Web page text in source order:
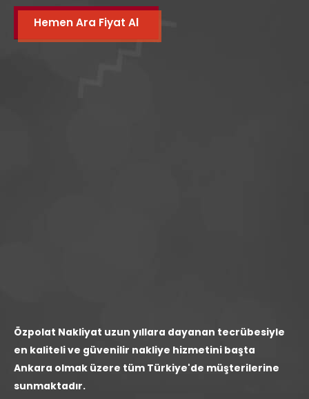
Hemen Ara Fiyat Al
Özpolat Nakliyat uzun yıllara dayanan tecrübesiyle
en kaliteli ve güvenilir nakliye hizmetini başta
Ankara olmak üzere tüm Türkiye'de müşterilerine
sunmaktadır.